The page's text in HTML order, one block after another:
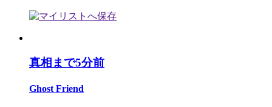
真相まで5分前
Ghost Friend